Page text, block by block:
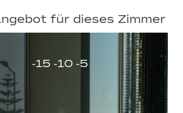
für dieses Zimmer
-15 -10 -5